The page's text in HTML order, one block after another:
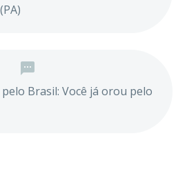
Brasil: Você já orou pelo